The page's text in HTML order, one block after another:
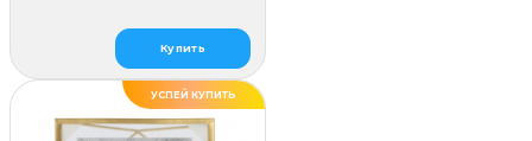
Купить
УСПЕЙ КУПИТЬ